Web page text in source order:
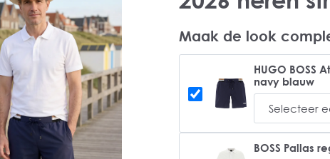
Maak de look
HUGO BOSS
navy blauw
BOSS Pallas